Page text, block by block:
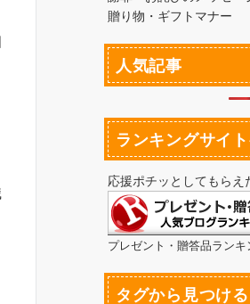
贈り物・ギフトマナー
人気記事
ランキングサイ
応援ポチッとしてもら
プレゼント・贈答品ランキ
タグから見つける